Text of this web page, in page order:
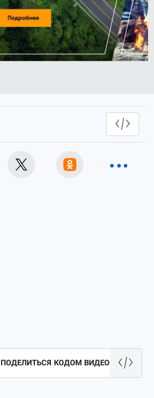
ПОДЕЛИТЬСЯ КОДОМ ВИДЕО